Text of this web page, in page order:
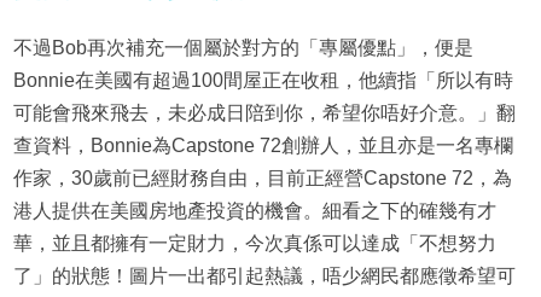
不過Bob再次補充一個屬於對方的「專屬優點」，便是
Bonnie在美國有超過100間屋正在收租，他續指「所以有時
可能會飛來飛去，未必成日陪到你，希望你唔好介意。」翻
查資料，Bonnie為Capstone 72創辦人，並且亦是一名專欄
作家，30歲前已經財務自由，目前正經營Capstone 72，為
港人提供在美國房地產投資的機會。細看之下的確幾有才
華，並且都擁有一定財力，今次真係可以達成「不想努力
了」的狀態！圖片一出都引起熱議，唔少網民都應徵希望可